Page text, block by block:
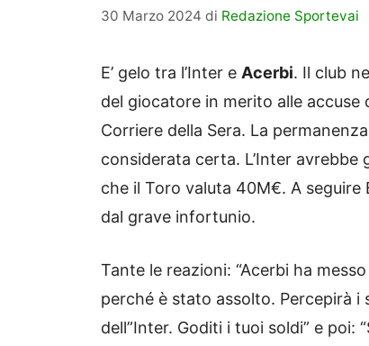
30 Marzo 2024 di Redazione Sportevai
E’ gelo tra l’Inter e Acerbi. Il club
del giocatore in merito alle accuse
Corriere della Sera. La
considerata certa. L’Inter avrebbe
che il Toro valuta 40M€. A seguire
dal grave infortunio.
Tante le reazioni: “Acerbi ha
perché è stato assolto. Percepirà i
dell”Inter. Goditi i tuoi soldi” e poi: